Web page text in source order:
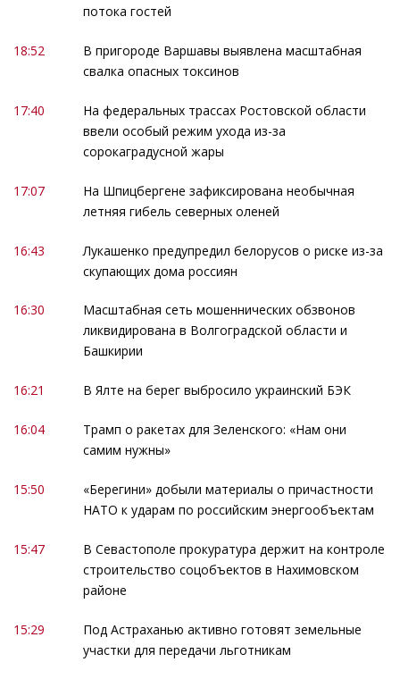
потока гостей
18:52
В пригороде Варшавы выявлена масштабная
свалка опасных токсинов
17:40
На федеральных трассах Ростовской области
ввели особый режим ухода из-за
сорокаградусной жары
17:07
На Шпицбергене зафиксирована необычная
летняя гибель северных оленей
16:43
Лукашенко предупредил белорусов о риске из-за
скупающих дома россиян
16:30
Масштабная сеть мошеннических обзвонов
ликвидирована в Волгоградской области и
Башкирии
16:21 В Ялте на берег выбросило украинский БЭК
16:04
Трамп о ракетах для Зеленского: «Нам они
самим нужны»
15:50
«Берегини» добыли материалы о причастности
НАТО к ударам по российским энергообъектам
15:47
В Севастополе прокуратура держит на контроле
строительство соцобъектов в Нахимовском
районе
15:29
Под Астраханью активно готовят земельные
участки для передачи льготникам